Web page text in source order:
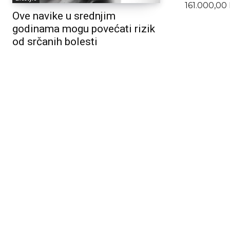
Ove navike u srednjim
godinama mogu povećati rizik
od srčanih bolesti
161.000,00